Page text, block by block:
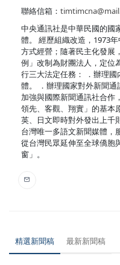
聯絡信箱：
中央通訊社是中華民國的國
體。 經歷組織改造，1973
方式經營；隨著民主化發展
例」改制為財團法人，定位
行三大法定任務： ．辦理
體。 ．辦理國家對外新聞通
加強與國際新聞通訊社合作
領先、客觀、翔實」的基本
英、日文即時對外發出上千
台灣唯一多語文新聞媒體，
從台灣民眾延伸至全球僑胞
窗」。
精選新聞稿 最新新聞稿